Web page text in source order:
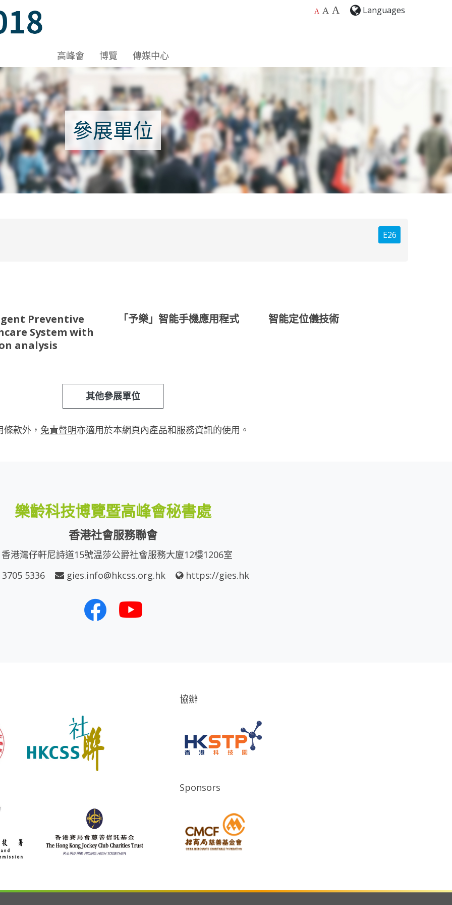
A A A Languages
1A-1B, HKCEC
高峰會 博覽 傳媒中心
參展單位
E26
Preventive
System with
analysis
「予樂」智能手機應用程式 智能定位儀技術
其他參展單位
款外， 免責聲明亦適用於本網頁內產品和服務資訊的使用。
樂齡科技博覽暨高峰會秘書處
香港社會服務聯會
港灣仔軒尼詩道15號温莎公爵社會服務大廈12樓1206室
5336
gies.info@hkcss.org.hk https://gies.hk
協辦
Sponsors